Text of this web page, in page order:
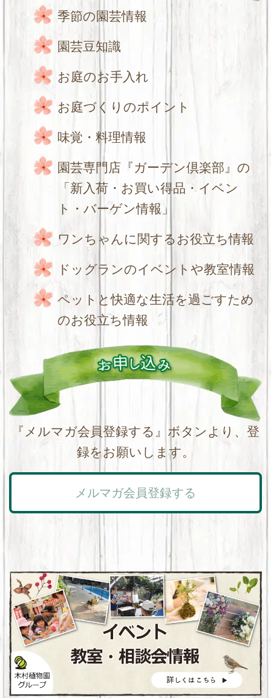
季節の園芸情報
園芸豆知識
お庭のお手入れ
お庭づくりのポイント
味覚・料理情報
園芸専門店『ガーデン倶楽部』の
「新入荷・お買い得品・イベン
ト・バーゲン情報」
ワンちゃんに関するお役立ち情報
ドッグランのイベントや教室情報
ペットと快適な生活を過ごすため
のお役立ち情報
『メルマガ会員登録する』ボタンより、登
録をお願いします。
メルマガ会員登録する